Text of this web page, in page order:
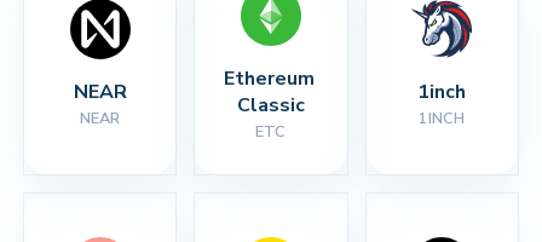
NEAR
NEAR
Ethereum
Classic
ETC
1inch
1INCH